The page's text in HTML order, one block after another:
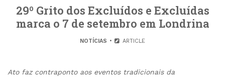
29º Grito dos Excluídos e Excluídas
marca o 7 de setembro em Londrina
NOTÍCIAS ARTICLE
Ato faz contraponto aos eventos tradicionais da